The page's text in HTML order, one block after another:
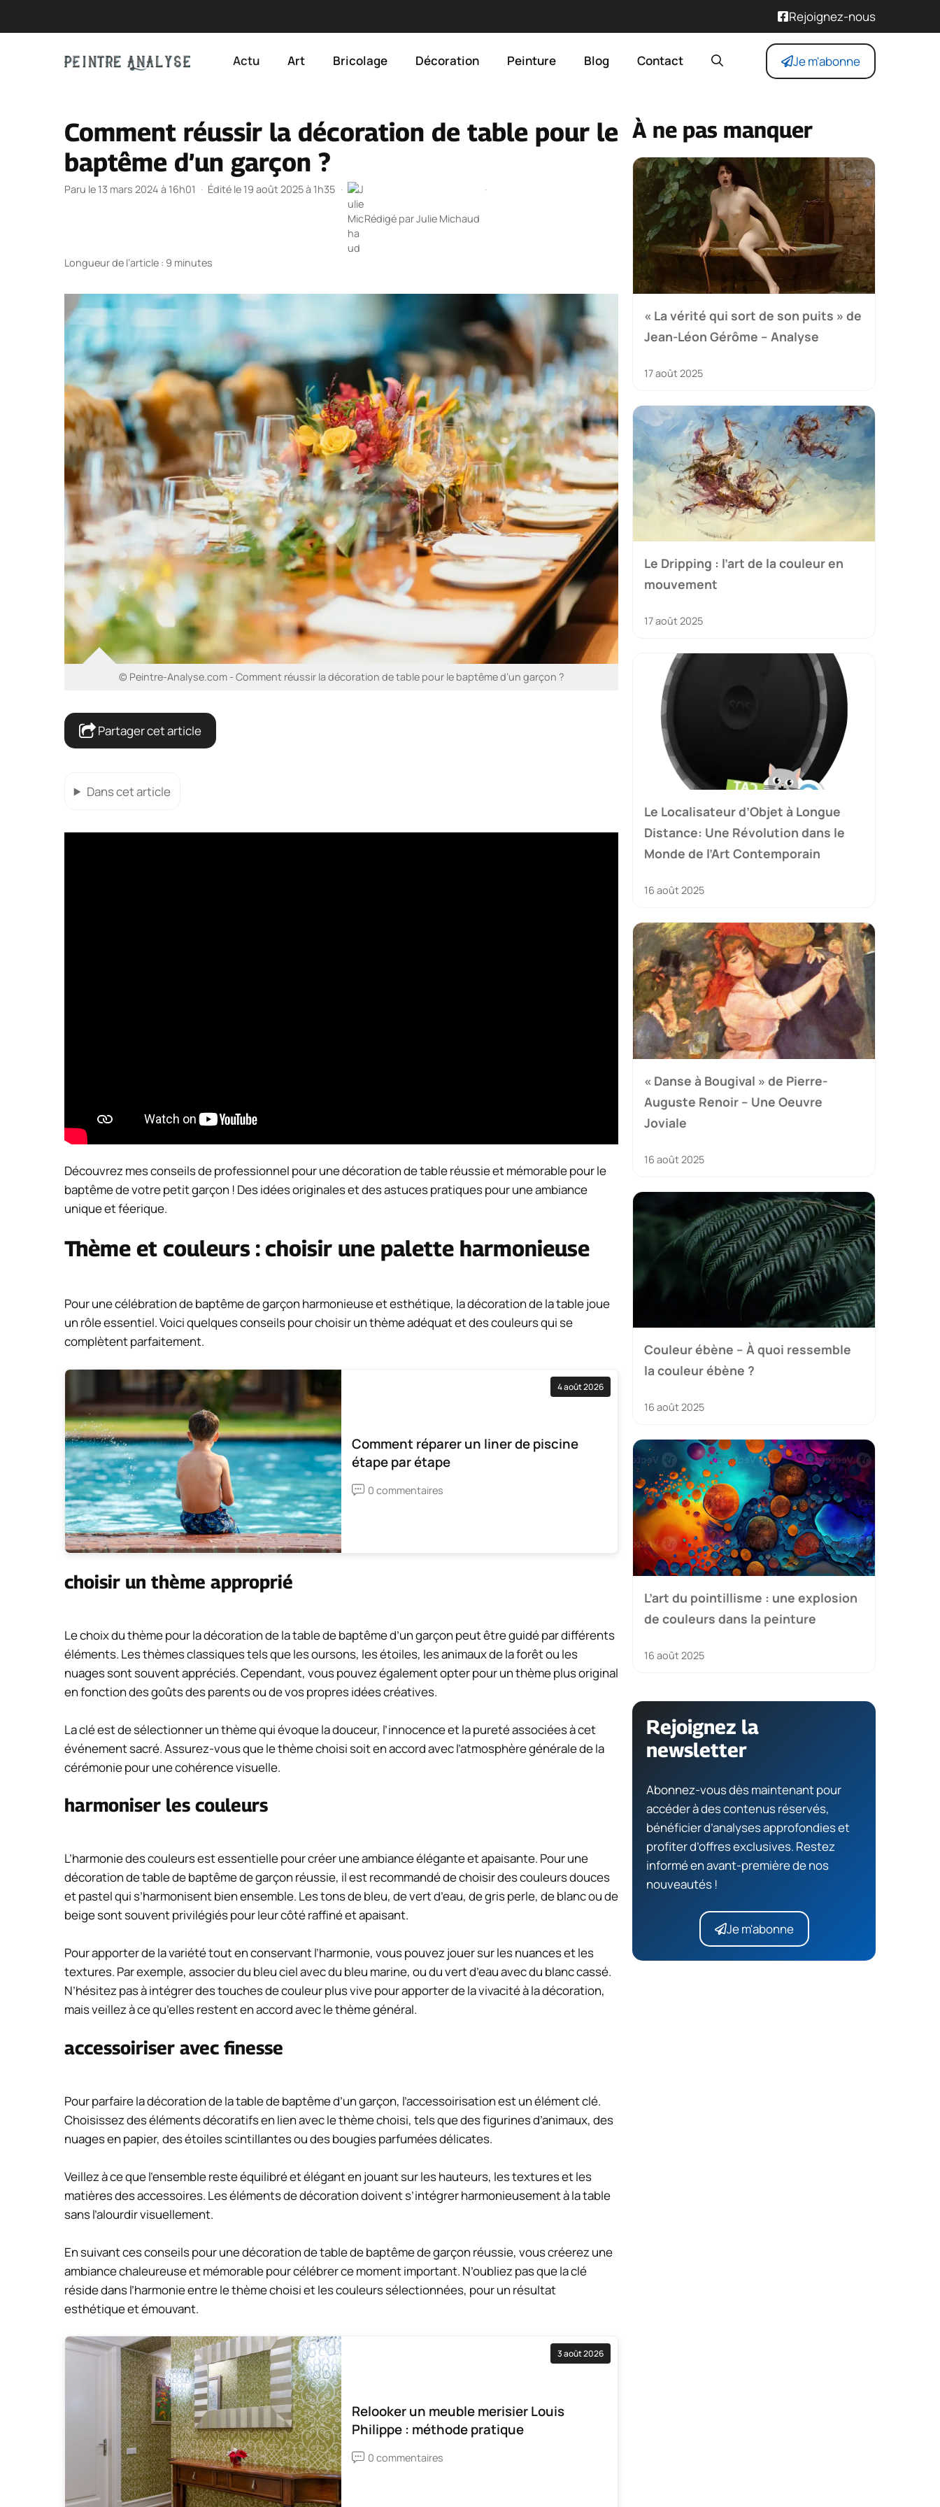
Rejoignez-nous
Actu Art Bricolage Décoration Peinture Blog Contact Je m'abonne
Comment réussir la décoration de table pour le
baptême d’un garçon ?
Paru le 13 mars 2024 à 16h01 · Édité le 19 août 2025 à 1h35 ·
Rédigé parJulie Michaud
·
Longueur de l’article : 9 minutes
© Peintre-Analyse.com - Comment réussir la décoration de table pour le baptême d’un garçon ?
Partager cet article
Dans cet article
Découvrez mes conseils de professionnel pour une décoration de table réussie et mémorable pour le
baptême de votre petit garçon ! Des idées originales et des astuces pratiques pour une ambiance
unique et féerique.
Thème et couleurs : choisir une palette harmonieuse
Pour une célébration de baptême de garçon harmonieuse et esthétique, la décoration de la table joue
un rôle essentiel. Voici quelques conseils pour choisir un thème adéquat et des couleurs qui se
complètent parfaitement.
4 août 2026
Comment réparer un liner de piscine
étape par étape
0 commentaires
choisir un thème approprié
Le choix du thème pour la décoration de la table de baptême d’un garçon peut être guidé par différents
éléments. Les thèmes classiques tels que les oursons, les étoiles, les animaux de la forêt ou les
nuages sont souvent appréciés. Cependant, vous pouvez également opter pour un thème plus original
en fonction des goûts des parents ou de vos propres idées créatives.
La clé est de sélectionner un thème qui évoque la douceur, l’innocence et la pureté associées à cet
événement sacré. Assurez-vous que le thème choisi soit en accord avec l’atmosphère générale de la
cérémonie pour une cohérence visuelle.
harmoniser les couleurs
L’harmonie des couleurs est essentielle pour créer une ambiance élégante et apaisante. Pour une
décoration de table de baptême de garçon réussie, il est recommandé de choisir des couleurs douces
et pastel qui s’harmonisent bien ensemble. Les tons de bleu, de vert d’eau, de gris perle, de blanc ou de
beige sont souvent privilégiés pour leur côté raffiné et apaisant.
Pour apporter de la variété tout en conservant l’harmonie, vous pouvez jouer sur les nuances et les
textures. Par exemple, associer du bleu ciel avec du bleu marine, ou du vert d’eau avec du blanc cassé.
N’hésitez pas à intégrer des touches de couleur plus vive pour apporter de la vivacité à la décoration,
mais veillez à ce qu’elles restent en accord avec le thème général.
accessoiriser avec finesse
Pour parfaire la décoration de la table de baptême d’un garçon, l’accessoirisation est un élément clé.
Choisissez des éléments décoratifs en lien avec le thème choisi, tels que des figurines d’animaux, des
nuages en papier, des étoiles scintillantes ou des bougies parfumées délicates.
Veillez à ce que l’ensemble reste équilibré et élégant en jouant sur les hauteurs, les textures et les
matières des accessoires. Les éléments de décoration doivent s’intégrer harmonieusement à la table
sans l’alourdir visuellement.
En suivant ces conseils pour une décoration de table de baptême de garçon réussie, vous créerez une
ambiance chaleureuse et mémorable pour célébrer ce moment important. N’oubliez pas que la clé
réside dans l’harmonie entre le thème choisi et les couleurs sélectionnées, pour un résultat
esthétique et émouvant.
3 août 2026
Relooker un meuble merisier Louis
Philippe : méthode pratique
0 commentaires
À ne pas manquer
« La vérité qui sort de son puits » de
Jean-Léon Gérôme – Analyse
17 août 2025
Le Dripping : l’art de la couleur en
mouvement
17 août 2025
Le Localisateur d’Objet à Longue
Distance: Une Révolution dans le
Monde de l’Art Contemporain
16 août 2025
« Danse à Bougival » de Pierre-
Auguste Renoir – Une Oeuvre
Joviale
16 août 2025
Couleur ébène – À quoi ressemble
la couleur ébène ?
16 août 2025
L’art du pointillisme : une explosion
de couleurs dans la peinture
16 août 2025
Rejoignez la
newsletter
Abonnez-vous dès maintenant pour
accéder à des contenus réservés,
bénéficier d’analyses approfondies et
profiter d’offres exclusives. Restez
informé en avant-première de nos
nouveautés !
Je m'abonne